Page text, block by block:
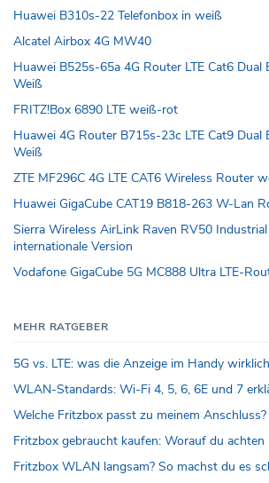
Huawei B310s-22 Telefonbox in weiß
Alcatel Airbox 4G MW40
Huawei B525s-65a 4G Router LTE Cat6 Dual
Weiß
FRITZ!Box 6890 LTE weiß-rot
Huawei 4G Router B715s-23c LTE Cat9 Dual
Weiß
ZTE MF296C 4G LTE CAT6 Wireless Router
Huawei GigaCube CAT19 B818-263 W-Lan
Sierra Wireless AirLink Raven RV50 Industrial
internationale Version
Vodafone GigaCube 5G MC888 Ultra LTE-
MEHR RATGEBER
5G vs. LTE: was die Anzeige im Handy
WLAN-Standards: Wi-Fi 4, 5, 6, 6E und 7
Welche Fritzbox passt zu meinem Anschluss?
Fritzbox gebraucht kaufen: Worauf du
Fritzbox WLAN langsam? So machst du es